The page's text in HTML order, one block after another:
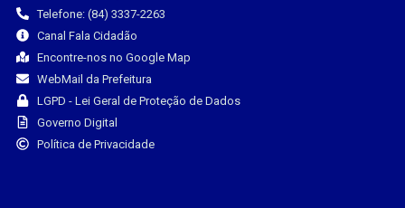
Telefone: (84) 3337-2263
Canal Fala Cidadão
Encontre-nos no Google Map
WebMail da Prefeitura
LGPD - Lei Geral de Proteção de Dados
Governo Digital
Política de Privacidade